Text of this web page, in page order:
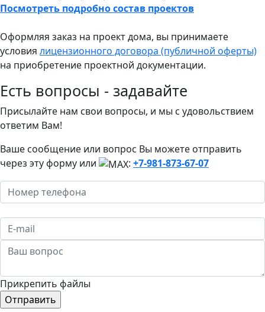
Посмотреть подробно состав проектов
Оформляя заказ на проект дома, вы принимаете
условия лицензионного договора (публичной оферты)
на приобретение проектной документации.
Есть вопросы - задавайте
Присылайте нам свои вопросы, и мы с удовольствием
ответим Вам!
Ваше сообщение или вопрос Вы можете отправить
через эту форму или
: +7-981-873-67-07
Прикрепить файлы